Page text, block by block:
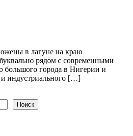
в лагуне на краю
рядом с современными
большого города в Нигерии и
и индустриального […]
Поиск